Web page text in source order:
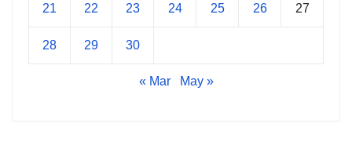
21 22 23 24 25 26 27
28 29 30
« Mar May »